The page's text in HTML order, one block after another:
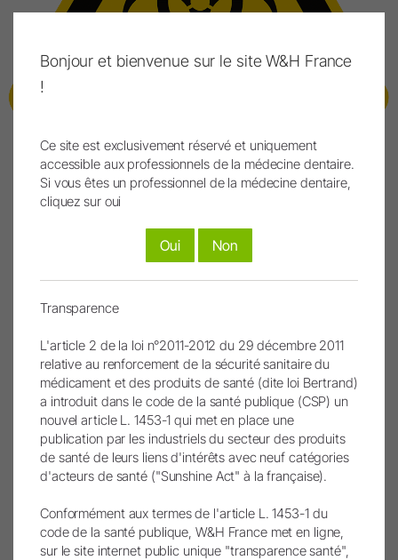
Téléchargements
Guide technique complet du Ministère de la Santé
Présentation succinte DASRI du Ministère de la Santé
En savoir plus
Réglementation, nouveautés 2014
Bonjour et bienvenue sur le site W&H France
!
Ce site est exclusivement réservé et uniquement
accessible aux professionnels de la médecine dentaire.
Si vous êtes un professionnel de la médecine dentaire,
cliquez sur oui
Oui Non
Transparence
L'article 2 de la loi n°2011-2012 du 29 décembre 2011
relative au renforcement de la sécurité sanitaire du
médicament et des produits de santé (dite loi Bertrand)
a introduit dans le code de la santé publique (CSP) un
nouvel article L. 1453-1 qui met en place une
publication par les industriels du secteur des produits
de santé de leurs liens d'intérêts avec neuf catégories
d'acteurs de santé ("Sunshine Act" à la française).
Conformément aux termes de l'article L. 1453-1 du
code de la santé publique, W&H France met en ligne,
sur le site internet public unique "transparence santé",